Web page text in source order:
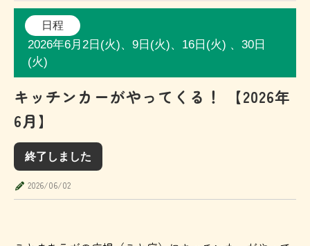
日程
2026年6月2日(火)、9日(火)、16日(火) 、30日
(火)
キッチンカーがやってくる！ 【2026年
6月】
終了しました
2026/06/02